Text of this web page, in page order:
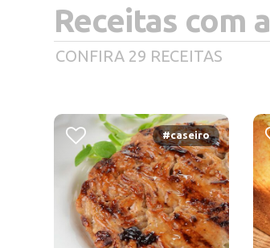
Receitas com a
CONFIRA 29 RECEITAS
#caseiro